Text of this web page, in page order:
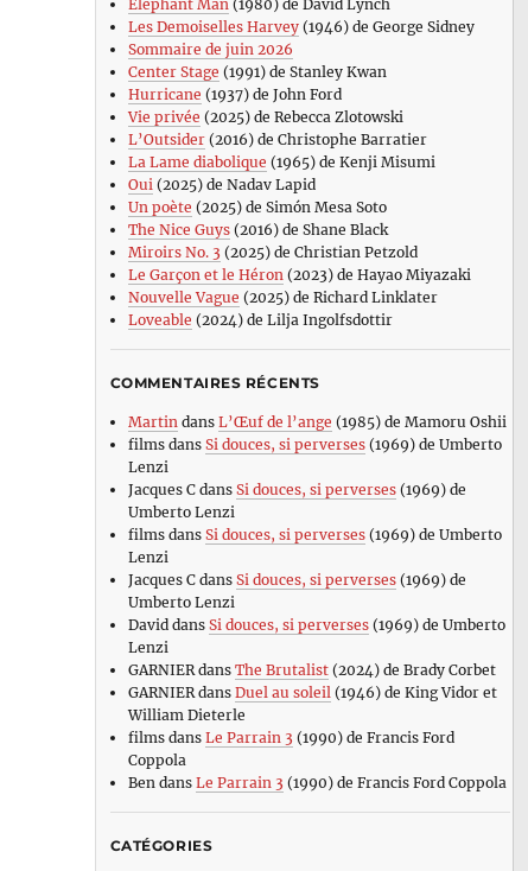
Elephant Man (1980) de David Lynch
Les Demoiselles Harvey(1946) de George Sidney
Sommaire de juin 2026
Center Stage (1991) de Stanley Kwan
Hurricane (1937) de John Ford
Vie privée (2025) de Rebecca Zlotowski
L’Outsider(2016) de Christophe Barratier
La Lame diabolique (1965) de Kenji Misumi
Oui (2025) de Nadav Lapid
Un poète (2025) de Simón Mesa Soto
The Nice Guys(2016) de Shane Black
Miroirs No. 3 (2025) de Christian Petzold
Le Garçon et le Héron (2023) de Hayao Miyazaki
Nouvelle Vague (2025) de Richard Linklater
Loveable (2024) de Lilja Ingolfsdottir
COMMENTAIRES RÉCENTS
Martin dans L’Œuf de l’ange (1985) de Mamoru Oshii
filmsdans Si douces, si perverses(1969) de Umberto
Lenzi
Jacques Cdans Si douces, si perverses(1969) de
Umberto Lenzi
filmsdans Si douces, si perverses(1969) de Umberto
Lenzi
Jacques Cdans Si douces, si perverses(1969) de
Umberto Lenzi
Daviddans Si douces, si perverses(1969) de Umberto
Lenzi
GARNIERdans The Brutalist(2024) de Brady Corbet
GARNIERdans Duel au soleil (1946) de King Vidor et
William Dieterle
filmsdans Le Parrain 3 (1990) de Francis Ford
Coppola
Ben dans Le Parrain 3 (1990) de Francis Ford Coppola
CATÉGORIES